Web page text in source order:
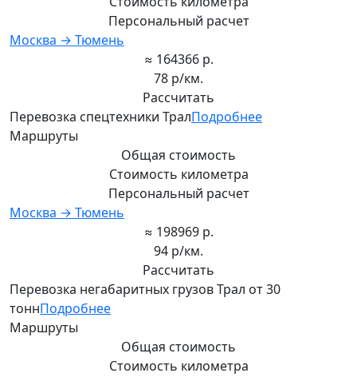
Персональный расчет
Москва → Тюмень
≈ 164366 р.
78 р/км.
Рассчитать
Перевозка спецтехники ТралПодробнее
Маршруты
Общая стоимость
Стоимость километра
Персональный расчет
Москва → Тюмень
≈ 198969 р.
94 р/км.
Рассчитать
Перевозка негабаритных грузов Трал от 30
тоннПодробнее
Маршруты
Общая стоимость
Стоимость километра